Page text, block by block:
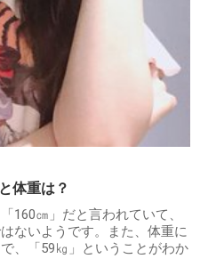
体重は？
160㎝」だと言われていて、
ないようです。また、体重に
、「59㎏」ということがわか